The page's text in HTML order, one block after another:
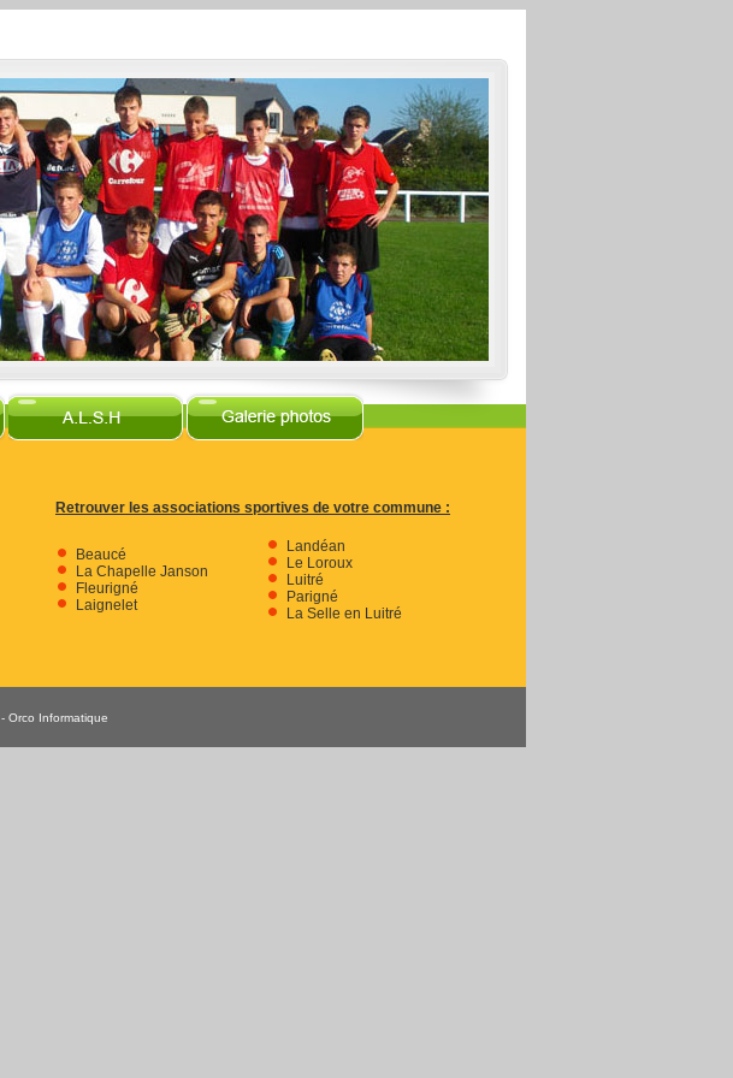
Retrouver les associations sportives de votre commune :
Beaucé
La Chapelle Janson
Fleurigné
Laignelet
Landéan
Le Loroux
Luitré
Parigné
La Selle en Luitré
- Orco Informatique